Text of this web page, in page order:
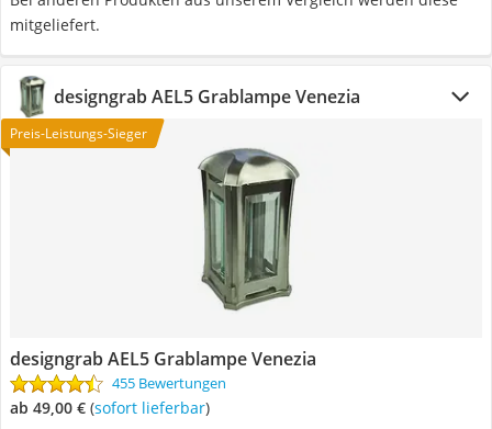
mitgeliefert.
designgrab AEL5 Grablampe Venezia
Preis-Leistungs-Sieger
designgrab AEL5 Grablampe Venezia
455 Bewertungen
ab 49,00 € ( Sofort lieferbar)